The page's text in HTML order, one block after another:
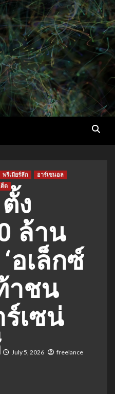
พรีเมียร์ลีก
อาร์เซนอล
ต็ด
ง
ล้าน
อเล็กซ์
าชน
เซน่
July 5, 2026 freelance